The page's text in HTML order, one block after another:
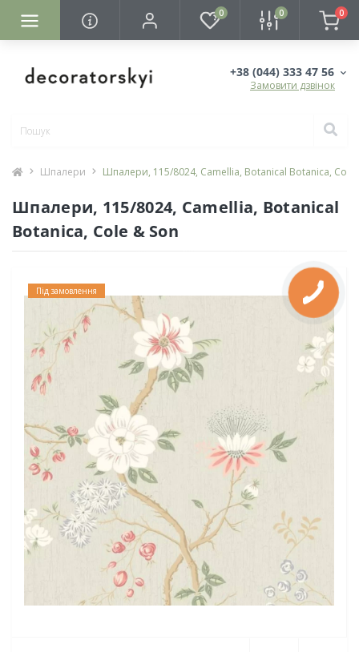
0 0 0
+38 (044) 333 47 56
Замовити дзвінок
Шпалери Шпалери, 115/8024, Camellia, Botanical Botanica, Cole
Шпалери, 115/8024, Camellia, Botanical
Botanica, Cole & Son
Під замовлення